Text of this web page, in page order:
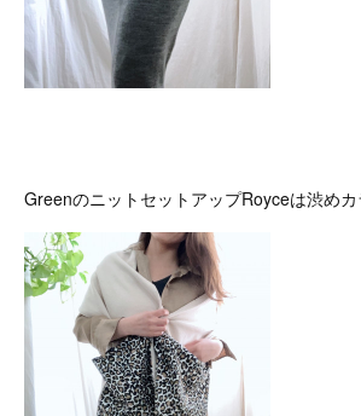
GreenのニットセットアップRoyceは渋め